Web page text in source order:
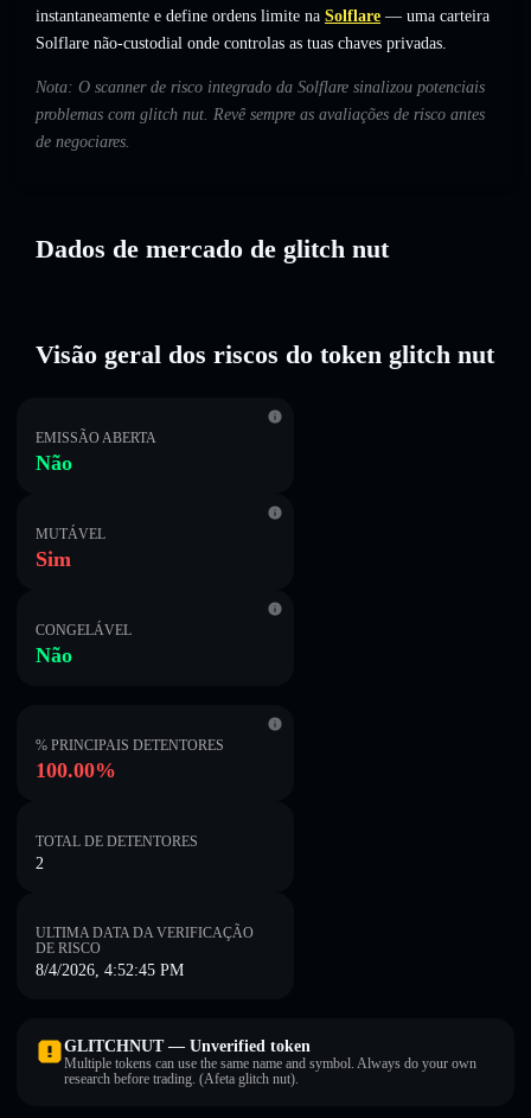
instantaneamente e define ordens limite na Solflare — uma carteira
Solflare não-custodial onde controlas as tuas chaves privadas.
Nota: O scanner de risco integrado da Solflare sinalizou potenciais
problemas com glitch nut. Revê sempre as avaliações de risco antes
de negociares.
Dados de mercado de glitch nut
Visão geral dos riscos do token glitch nut
EMISSÃO ABERTA
Não
MUTÁVEL
Sim
CONGELÁVEL
Não
% PRINCIPAIS DETENTORES
100.00%
TOTAL DE DETENTORES
2
ULTIMA DATA DA VERIFICAÇÃO
DE RISCO
8/4/2026, 4:52:45 PM
GLITCHNUT — Unverified token
Multiple tokens can use the same name and symbol. Always do your own
research before trading. (Afeta glitch nut).